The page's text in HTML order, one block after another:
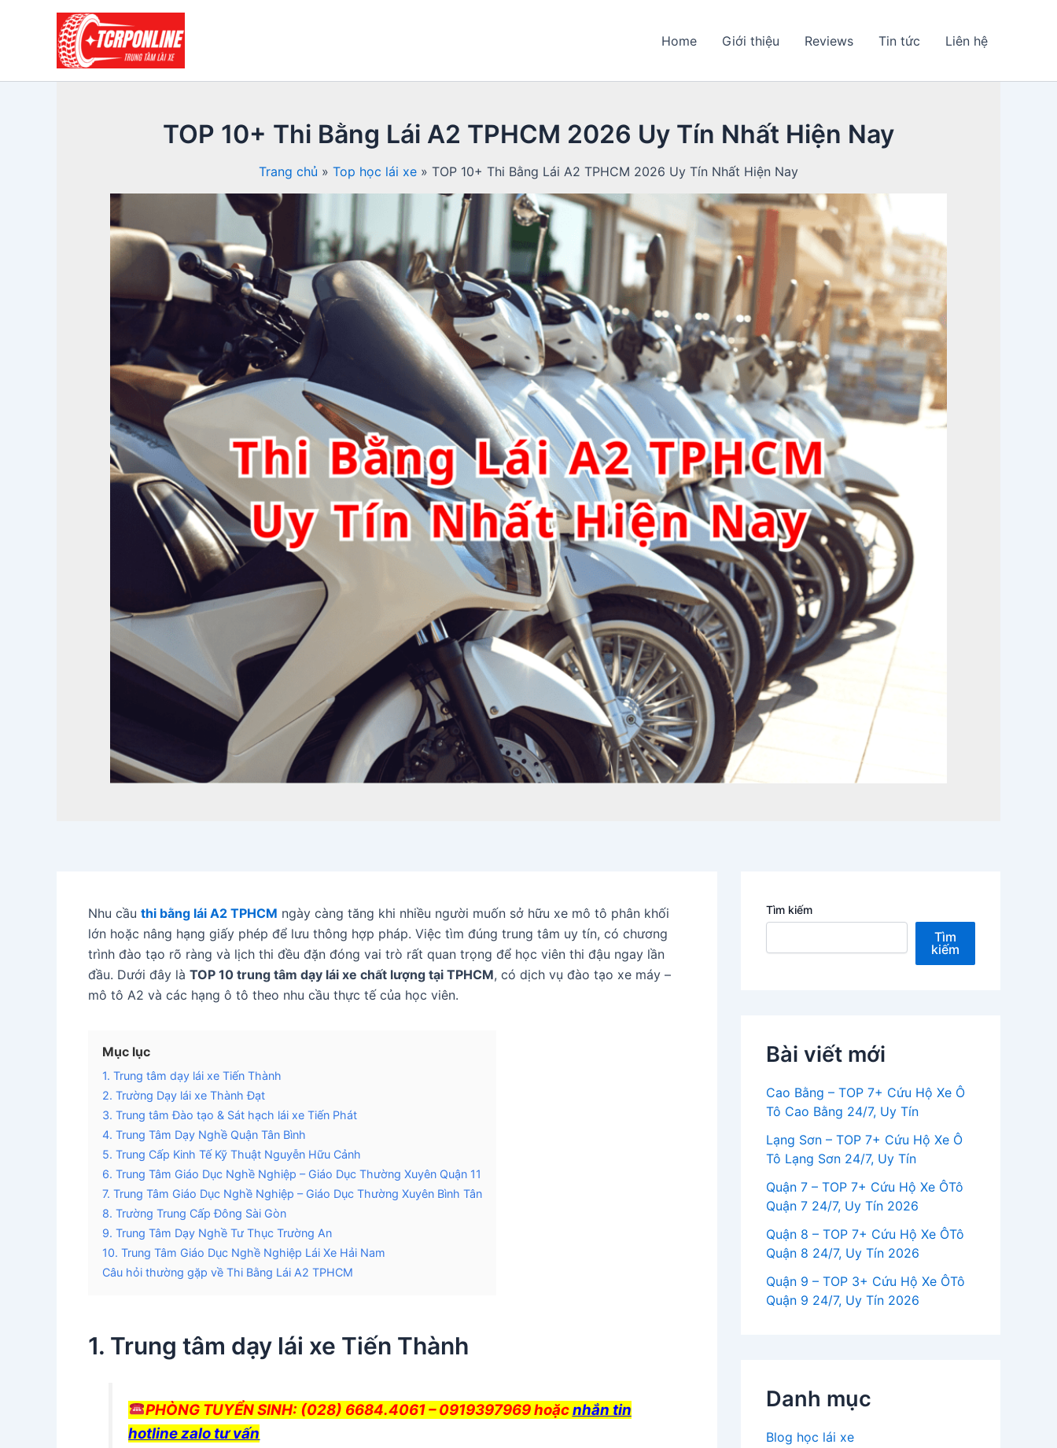
Home Giới thiệu Reviews Tin tức Liên hệ
TOP 10+ Thi Bằng Lái A2 TPHCM 2026 Uy Tín Nhất Hiện Nay
Trang chủ Top học lái xe TOP 10+ Thi Bằng Lái A2 TPHCM 2026 Uy Tín Nhất Hiện Nay
Nhu cầu thi bằng lái A2 TPHCM ngày càng tăng khi nhiều người muốn sở hữu xe mô tô phân khối
lớn hoặc nâng hạng giấy phép để lưu thông hợp pháp. Việc tìm đúng trung tâm uy tín, có chương
trình đào tạo rõ ràng và lịch thi đều đặn đóng vai trò rất quan trọng để học viên thi đậu ngay lần
đầu. Dưới đây là TOP 10 trung tâm dạy lái xe chất lượng tại TPHCM, có dịch vụ đào tạo xe máy –
mô tô A2 và các hạng ô tô theo nhu cầu thực tế của học viên.
Mục lục
1. Trung tâm dạy lái xe Tiến Thành
2. Trường Dạy lái xe Thành Đạt
3. Trung tâm Đào tạo & Sát hạch lái xe Tiến Phát
4. Trung Tâm Dạy Nghề Quận Tân Bình
5. Trung Cấp Kinh Tế Kỹ Thuật Nguyễn Hữu Cảnh
6. Trung Tâm Giáo Dục Nghề Nghiệp – Giáo Dục Thường Xuyên Quận 11
7. Trung Tâm Giáo Dục Nghề Nghiệp – Giáo Dục Thường Xuyên Bình Tân
8. Trường Trung Cấp Đông Sài Gòn
9. Trung Tâm Dạy Nghề Tư Thục Trường An
10. Trung Tâm Giáo Dục Nghề Nghiệp Lái Xe Hải Nam
Câu hỏi thường gặp về Thi Bằng Lái A2 TPHCM
1. Trung tâm dạy lái xe Tiến Thành
PHÒNG TUYỂN SINH: (028) 6684.4061 – 0919397969 hoặcnhắn tin
hotline zalo tư vấn
Tìm kiếm
Tìm
kiếm
Bài viết mới
Cao Bằng – TOP 7+ Cứu Hộ Xe Ô
Tô Cao Bằng 24/7, Uy Tín
Lạng Sơn – TOP 7+ Cứu Hộ Xe Ô
Tô Lạng Sơn 24/7, Uy Tín
Quận 7 – TOP 7+ Cứu Hộ Xe ÔTô
Quận 7 24/7, Uy Tín 2026
Quận 8 – TOP 7+ Cứu Hộ Xe ÔTô
Quận 8 24/7, Uy Tín 2026
Quận 9 – TOP 3+ Cứu Hộ Xe ÔTô
Quận 9 24/7, Uy Tín 2026
Danh mục
Blog học lái xe